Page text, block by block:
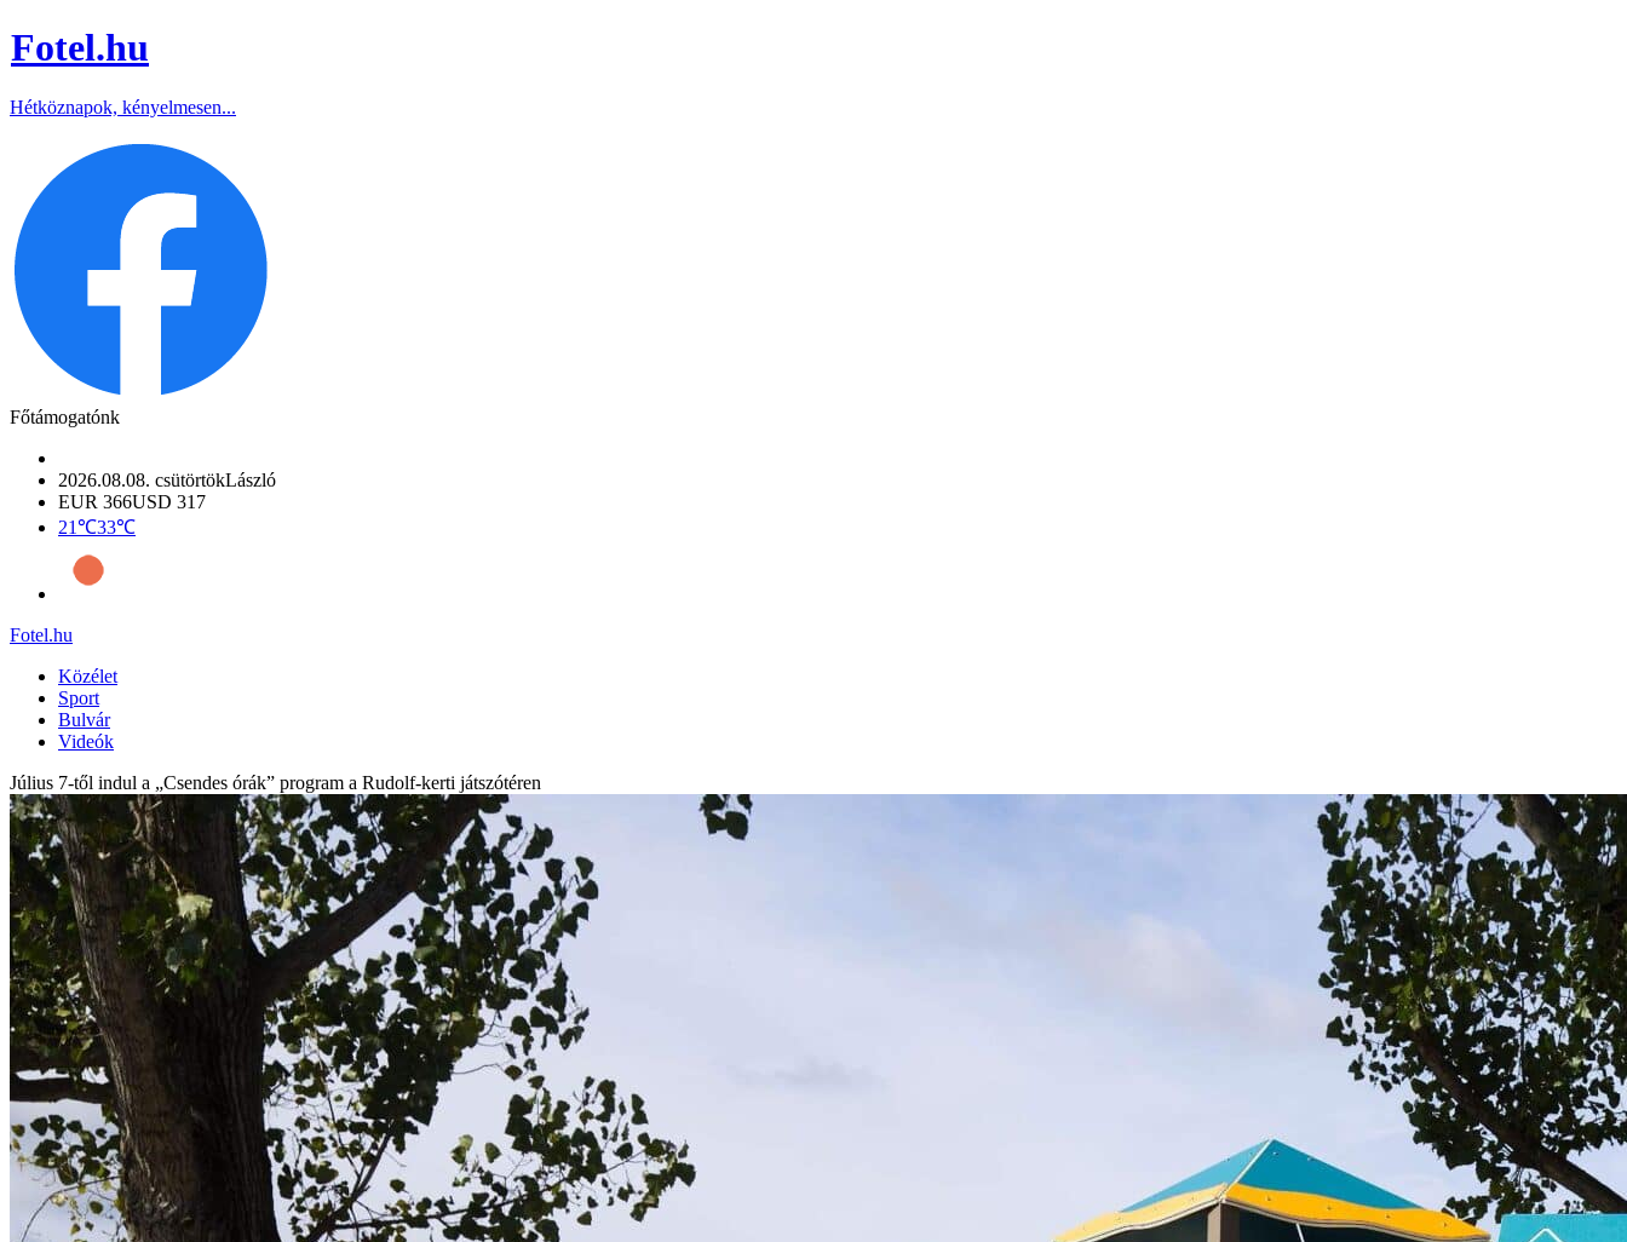
Fotel.hu
Hétköznapok, kényelmesen...
Főtámogatónk
2026.08.08. csütörtökLászló
EUR 366USD 317
21℃33℃
Fotel.hu
Közélet
Sport
Bulvár
Videók
Július 7-től indul a „Csendes órák” program a Rudolf-kerti játszótéren